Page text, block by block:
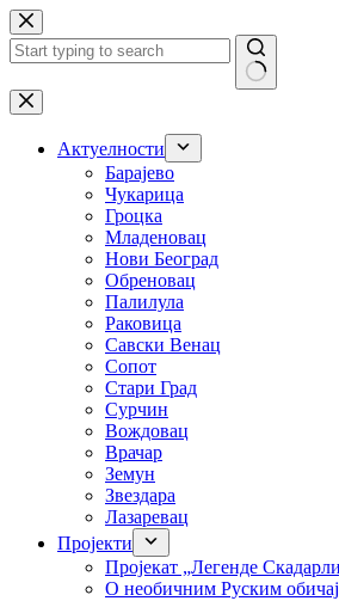
Skip
to
content
No
results
Актуелности
Барајево
Чукарица
Гроцка
Младеновац
Нови Београд
Обреновац
Палилула
Раковица
Савски Венац
Сопот
Стари Град
Сурчин
Вождовац
Врачар
Земун
Звездара
Лазаревац
Пројекти
Пројекат „Легенде
О необичним Руским